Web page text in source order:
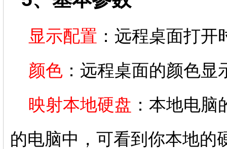
显示配置 ：远程桌面打
颜色：远程桌面的颜色显
映射本地硬盘 ：本地电
的电脑中，可看到你本地的